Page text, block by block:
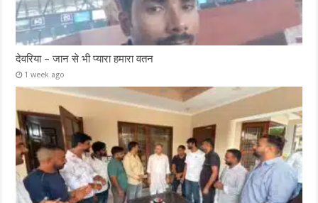
देवरिया – जान से भी प्यारा हमारा वतन
1 week ago